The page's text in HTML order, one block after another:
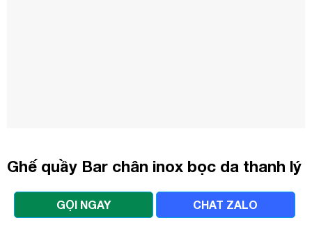
Ghế quầy Bar chân inox bọc da thanh lý
GỌI NGAY CHAT ZALO